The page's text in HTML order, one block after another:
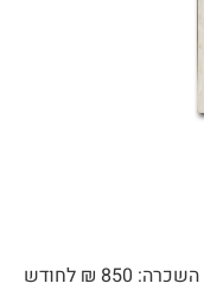
השכרה: 850 ₪ לחודש